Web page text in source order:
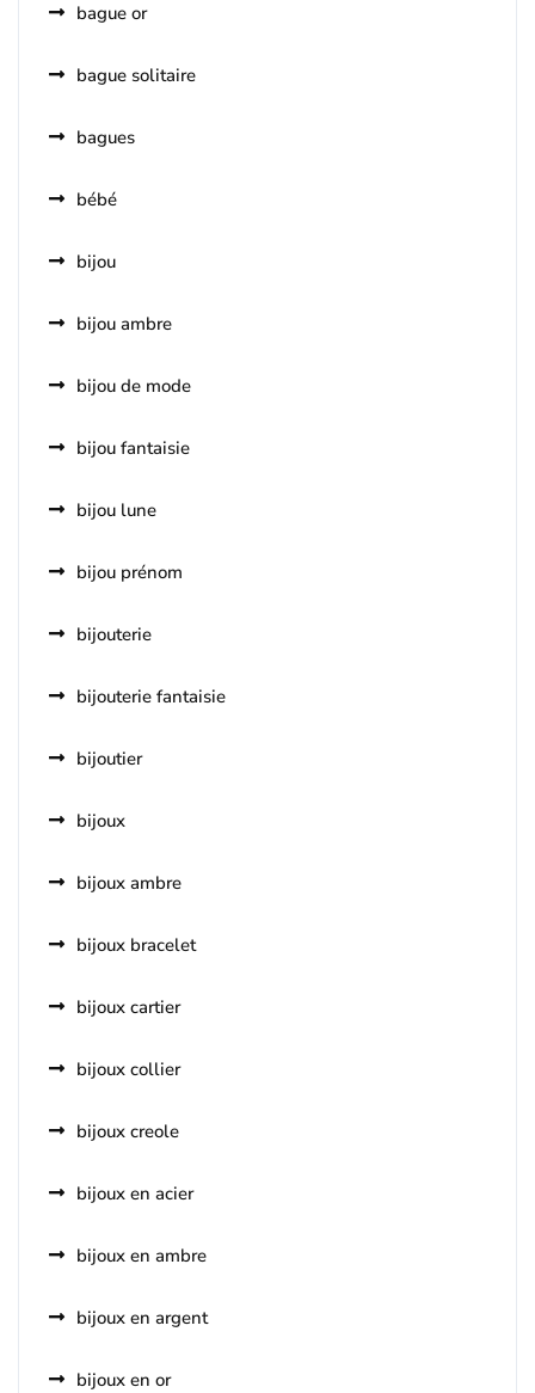
bague or
bague solitaire
bagues
bébé
bijou
bijou ambre
bijou de mode
bijou fantaisie
bijou lune
bijou prénom
bijouterie
bijouterie fantaisie
bijoutier
bijoux
bijoux ambre
bijoux bracelet
bijoux cartier
bijoux collier
bijoux creole
bijoux en acier
bijoux en ambre
bijoux en argent
bijoux en or